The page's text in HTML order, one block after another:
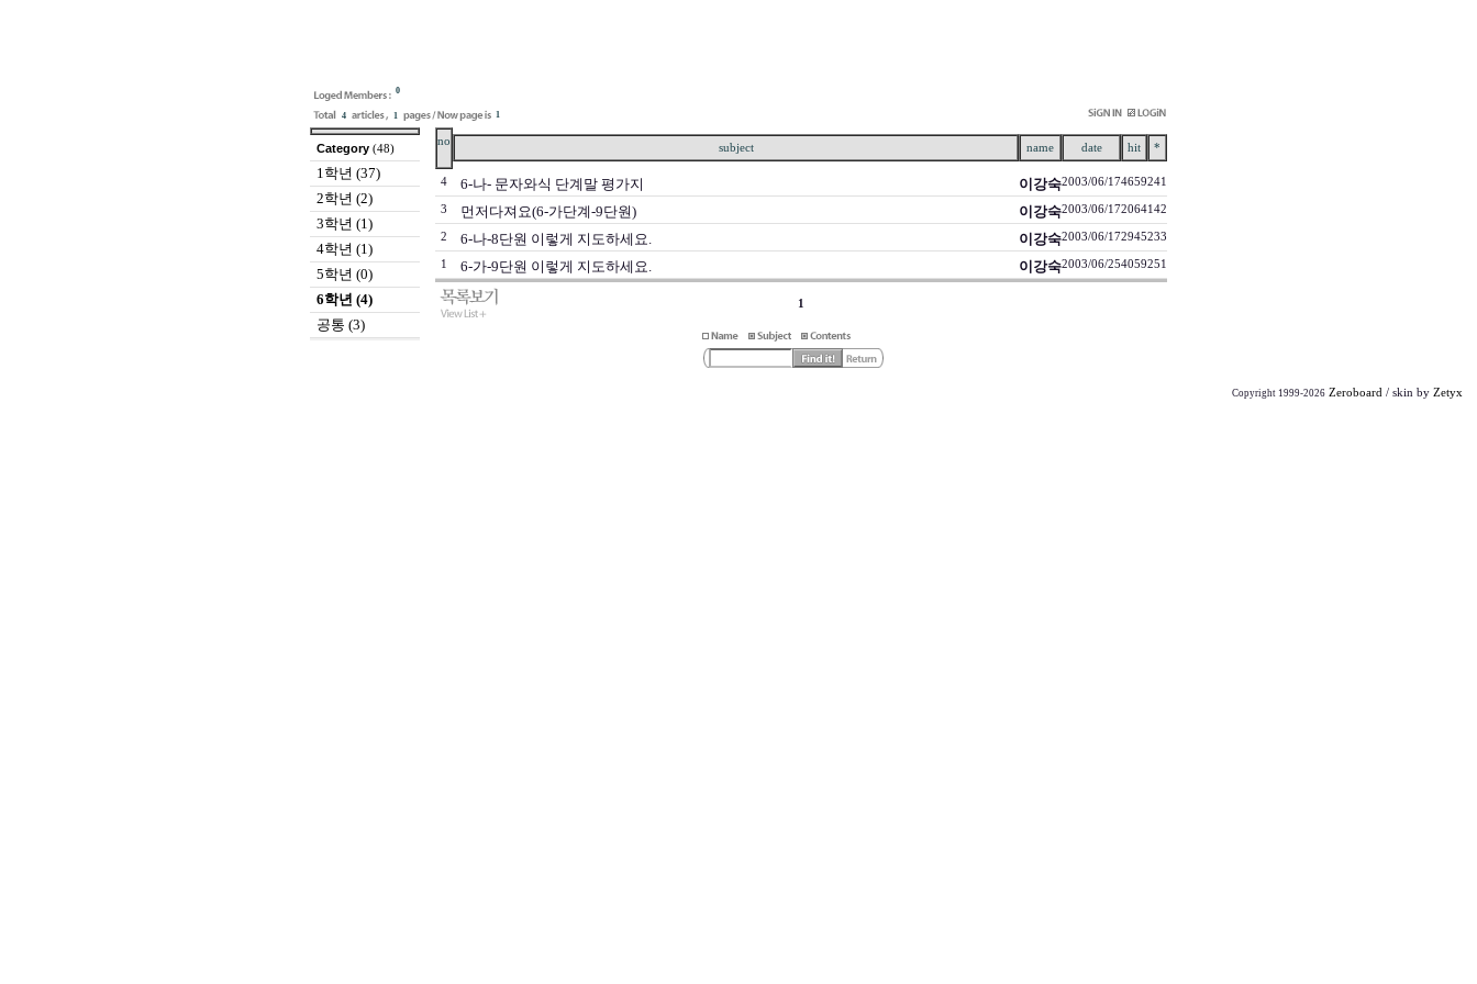
0
4 1 1
Category (48)
1학년 (37)
2학년 (2)
3학년 (1)
4학년 (1)
5학년 (0)
6학년 (4)
공통 (3)
no
subject name date hit *
4 6-나- 문자와식 단계말 평가지 이강숙2003/06/174659241
3 먼저다져요(6-가단계-9단원) 이강숙2003/06/172064142
2 6-나-8단원 이렇게 지도하세요. 이강숙2003/06/172945233
1 6-가-9단원 이렇게 지도하세요. 이강숙2003/06/254059251
1
Copyright 1999-2026 Zeroboard / skin by Zetyx